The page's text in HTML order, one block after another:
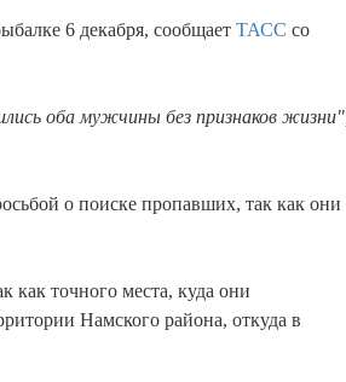
6 декабря, сообщает ТАСС со
оба мужчины без признаков жизни",
о поиске пропавших, так как они
точного места, куда они
Намского района, откуда в